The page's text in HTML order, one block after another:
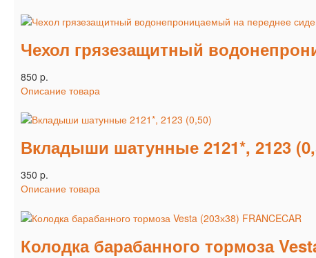
Чехол грязезащитный
850 p.
Описание товара
Вкладыши шатунные 2121*, 2123
350 p.
Описание товара
Колодка барабанного тормоза